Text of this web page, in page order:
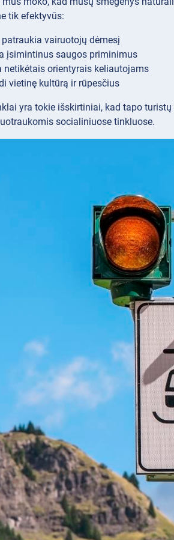
tik efektyvūs:
patraukia vairuotojų dėmesį
įsimintinus saugos priminimus
netikėtais orientyrais keliautojams
vietinę kultūrą ir rūpesčius
yra tokie išskirtiniai, kad tapo
socialiniuose tinkluose.